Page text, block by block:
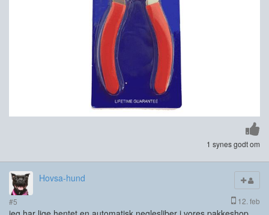
1 synes godt om
Hovsa-hund
#5 12. feb